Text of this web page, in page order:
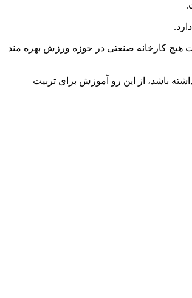
هیچ کارخانه صنعتی در حوزه ورزش بهره مند
باشد، از این رو آموزش برای تربیت